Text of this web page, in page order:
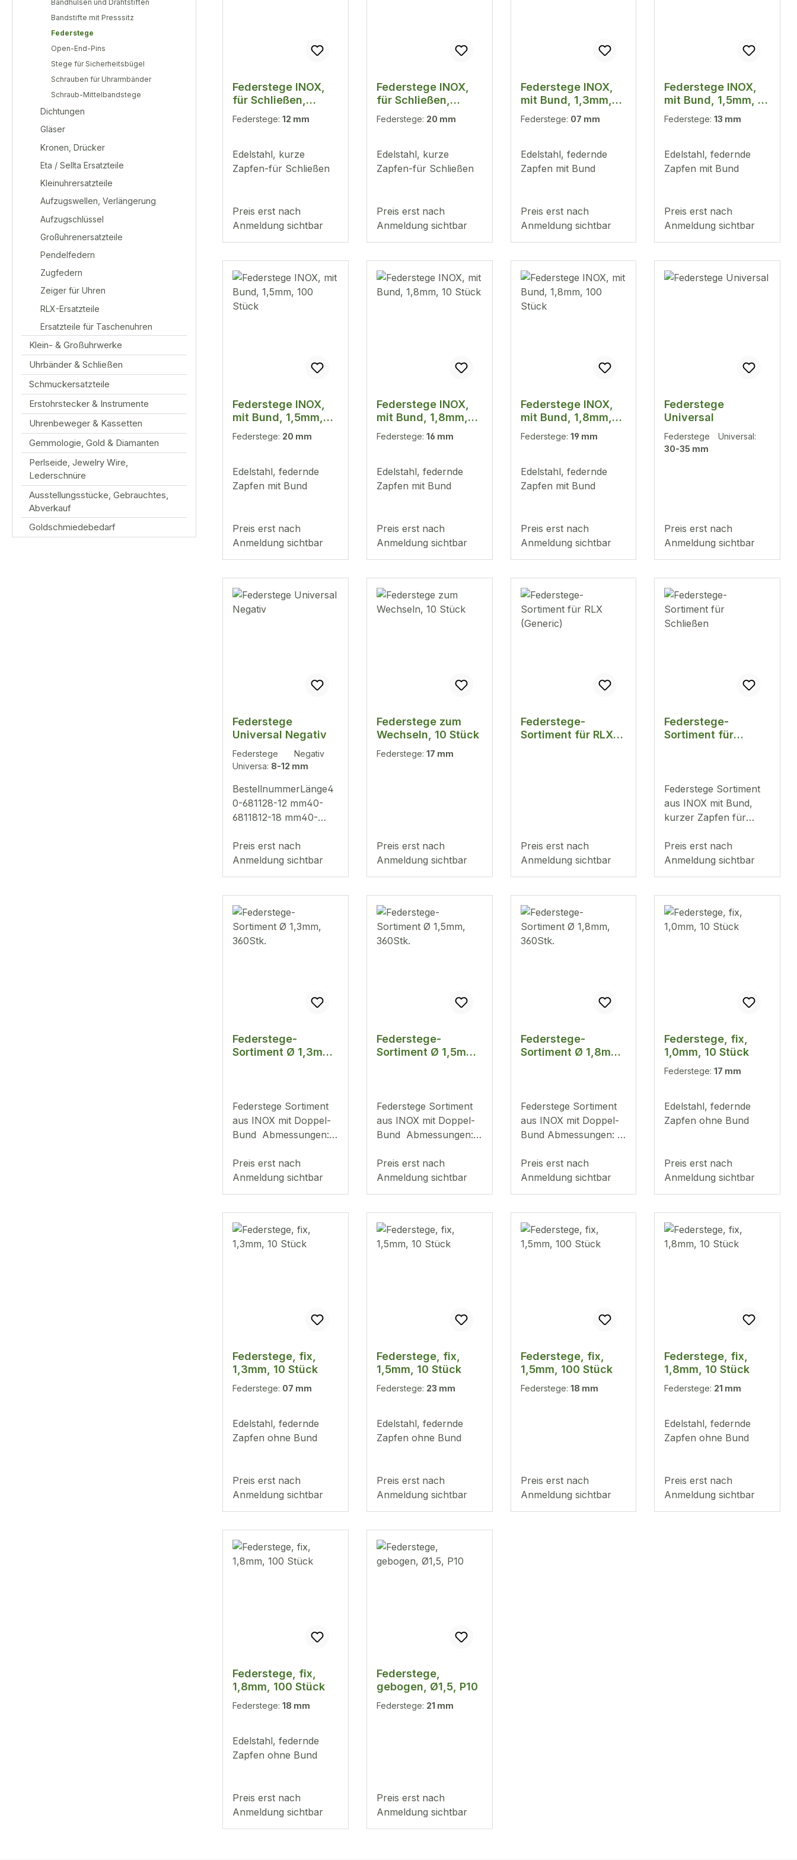
Bandhülsen und Drahtstiften
Bandstifte mit Presssitz
Federstege
Open-End-Pins
Stege für Sicherheitsbügel
Schrauben für Uhrarmbänder
Schraub-Mittelbandstege
Dichtungen
Gläser
Kronen, Drücker
Eta / Sellta Ersatzteile
Kleinuhrersatzteile
Aufzugswellen, Verlängerung
Aufzugschlüssel
Großuhrenersatzteile
Pendelfedern
Zugfedern
Zeiger für Uhren
RLX-Ersatzteile
Ersatzteile für Taschenuhren
Klein- & Großuhrwerke
Uhrbänder & Schließen
Schmuckersatzteile
Erstohrstecker & Instrumente
Uhrenbeweger & Kassetten
Gemmologie, Gold & Diamanten
Perlseide, Jewelry Wire,
Lederschnüre
Ausstellungsstücke, Gebrauchtes,
Abverkauf
Goldschmiedebedarf
Federstege INOX,
für Schließen,
1,2mm, 8-24mm, 10
Stück
Federstege: 12 mm
Edelstahl, kurze
Zapfen-für Schließen
Preis erst nach
Anmeldung sichtbar
Federstege INOX,
für Schließen,
1,5mm, 8-24mm, 10
Stück
Federstege: 20 mm
Edelstahl, kurze
Zapfen-für Schließen
Preis erst nach
Anmeldung sichtbar
Federstege INOX,
mit Bund, 1,3mm,
10 Stück
Federstege: 07 mm
Edelstahl, federnde
Zapfen mit Bund
Preis erst nach
Anmeldung sichtbar
Federstege INOX,
mit Bund, 1,5mm, 10
Stück
Federstege:13 mm
Edelstahl, federnde
Zapfen mit Bund
Preis erst nach
Anmeldung sichtbar
Federstege INOX,
mit Bund, 1,5mm,
100 Stück
Federstege: 20 mm
Edelstahl, federnde
Zapfen mit Bund
Preis erst nach
Anmeldung sichtbar
Federstege INOX,
mit Bund, 1,8mm,
10 Stück
Federstege: 16 mm
Edelstahl, federnde
Zapfen mit Bund
Preis erst nach
Anmeldung sichtbar
Federstege INOX,
mit Bund, 1,8mm,
100 Stück
Federstege: 19 mm
Edelstahl, federnde
Zapfen mit Bund
Preis erst nach
Anmeldung sichtbar
Federstege
Universal
Federstege Universal:
30-35 mm
Preis erst nach
Anmeldung sichtbar
Federstege
Universal Negativ
Federstege Negativ
Universa: 8-12 mm
BestellnummerLänge4
0-681128-12 mm40-
6811812-18 mm40-
Preis erst nach
Anmeldung sichtbar
Federstege zum
Wechseln, 10 Stück
Federstege: 17 mm
Preis erst nach
Anmeldung sichtbar
Federstege-
Sortiment für RLX
Preis erst nach
Anmeldung sichtbar
Federstege-
Sortiment für
Federstege Sortiment
aus INOX mit Bund,
kurzer Zapfen für
en: Ø
1,20mm
8 mm - 25 mm
Preis erst nach
Anmeldung sichtbar
Federstege-
Sortiment Ø 1,3mm,
Federstege Sortiment
aus INOX mit Doppel-
Bund Abmessungen:
1,30mm
7 mm - 24 mm
Inhalt: 360 Stück
Preis erst nach
Anmeldung sichtbar
Federstege-
Sortiment Ø 1,5mm,
Federstege Sortiment
aus INOX mit Doppel-
Bund Abmessungen:
1,50mm
7 mm - 24 mm
Inhalt: 360 Stück
Preis erst nach
Anmeldung sichtbar
Federstege-
Sortiment Ø 1,8mm,
Federstege Sortiment
aus INOX mit Doppel-
Bund Abmessungen: Ø
7 mm - 24 mm
Inhalt: 360 Stück
Preis erst nach
Anmeldung sichtbar
Federstege, fix,
1,0mm, 10 Stück
Federstege:17 mm
Edelstahl, federnde
Zapfen ohne Bund
Preis erst nach
Anmeldung sichtbar
Federstege, fix,
1,3mm, 10 Stück
Federstege: 07 mm
Edelstahl, federnde
Zapfen ohne Bund
Preis erst nach
Anmeldung sichtbar
Federstege, fix,
1,5mm, 10 Stück
Federstege: 23 mm
Edelstahl, federnde
Zapfen ohne Bund
Preis erst nach
Anmeldung sichtbar
Federstege, fix,
1,5mm, 100 Stück
Federstege: 18 mm
Preis erst nach
Anmeldung sichtbar
Federstege, fix,
1,8mm, 10 Stück
Federstege: 21 mm
Edelstahl, federnde
Zapfen ohne Bund
Preis erst nach
Anmeldung sichtbar
Federstege, fix,
1,8mm, 100 Stück
Federstege: 18 mm
Edelstahl, federnde
Zapfen ohne Bund
Preis erst nach
Anmeldung sichtbar
Federstege,
gebogen, Ø1,5, P10
Federstege: 21 mm
Preis erst nach
Anmeldung sichtbar